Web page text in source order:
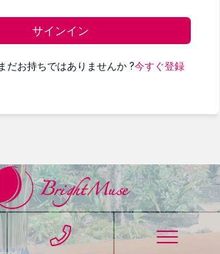
サインイン
だお持ちではありませんか ?今すぐ登録